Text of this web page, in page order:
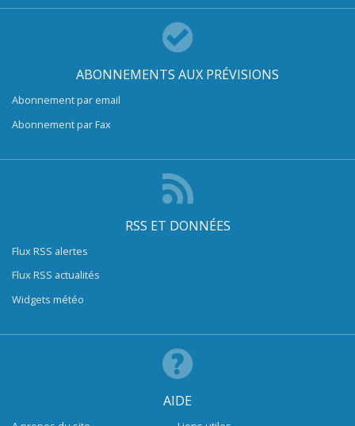
ABONNEMENTS AUX PRÉVISIONS
Abonnement par email
Abonnement par Fax
RSS ET DONNÉES
Flux RSS alertes
Flux RSS actualités
Widgets météo
AIDE